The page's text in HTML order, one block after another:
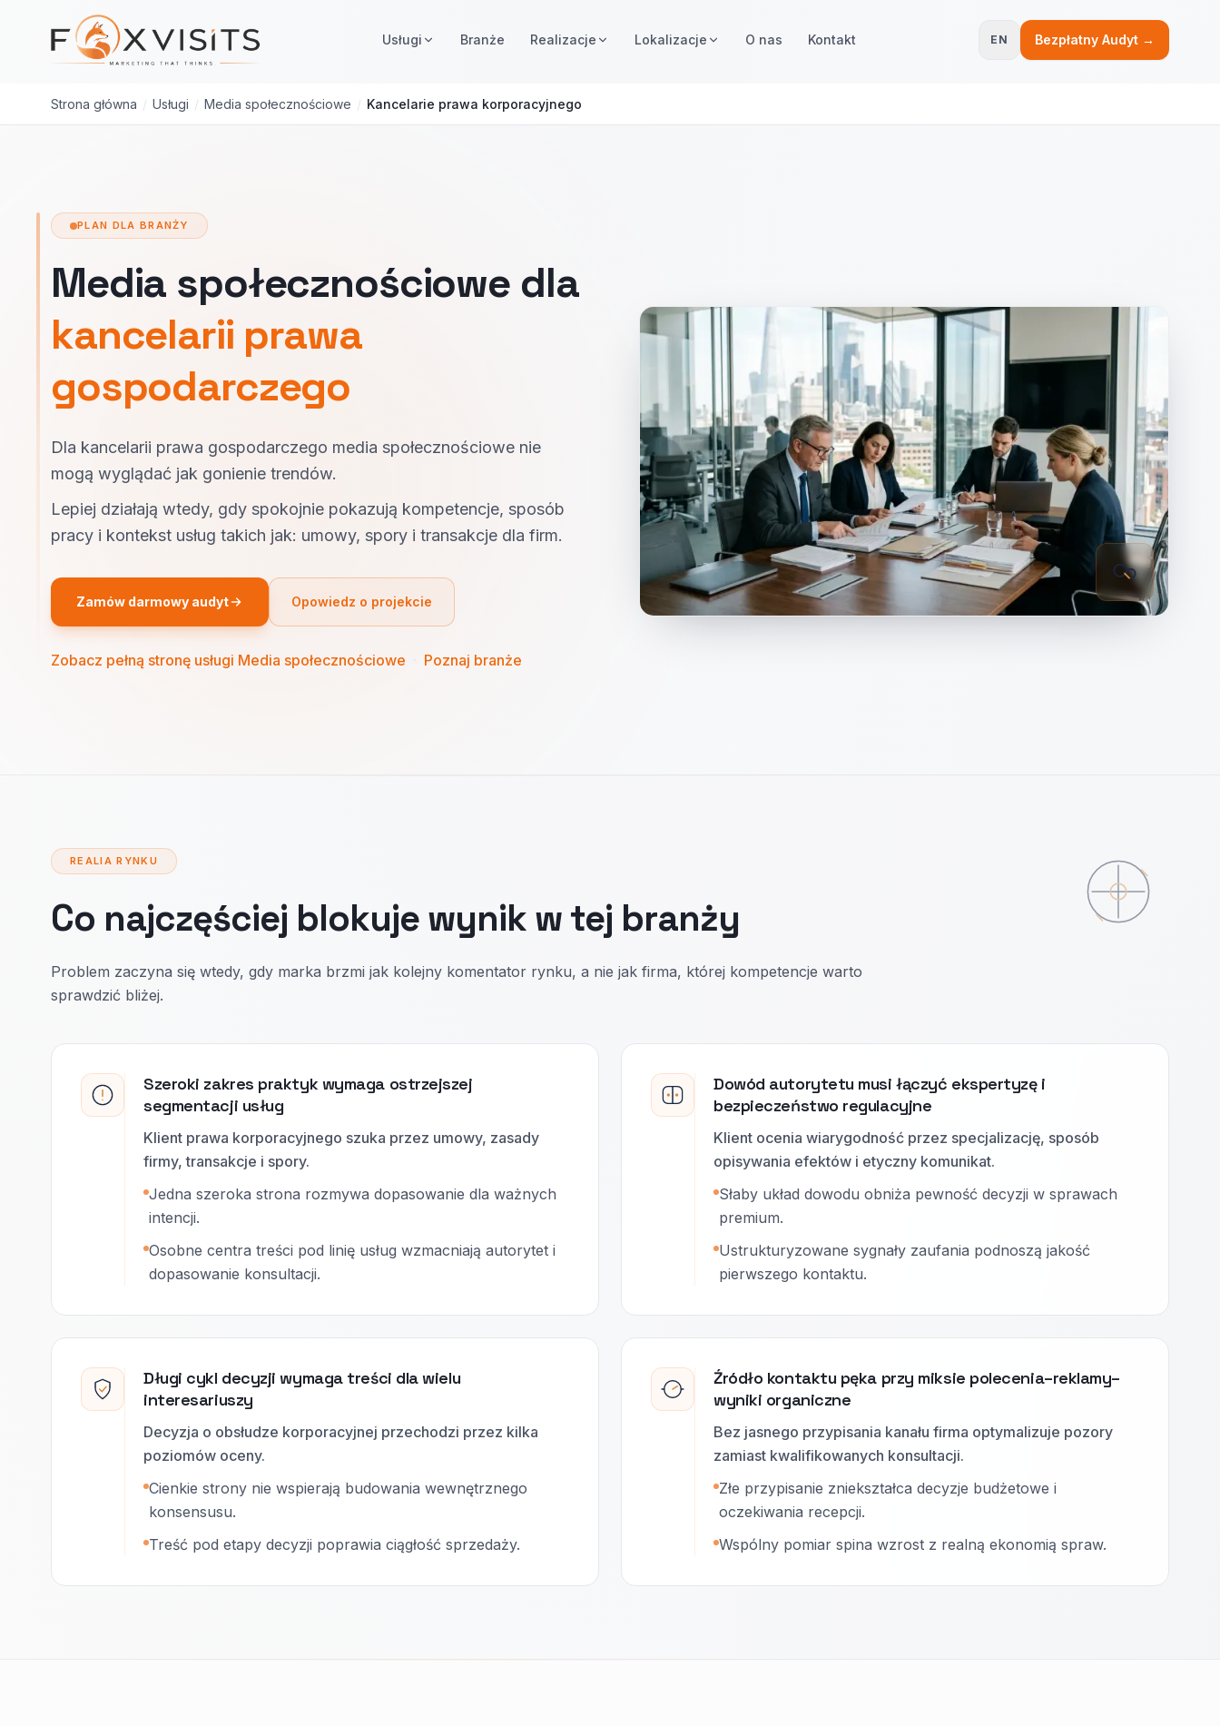
Przejdź do treści głównej
Usługi Branże Realizacje Lokalizacje O nas Kontakt EN Bezpłatny Audyt →
Strona główna / Usługi / Media społecznościowe / Kancelarie prawa korporacyjnego
PLAN DLA BRANŻY
Media społecznościowe dla
kancelarii prawa
gospodarczego
Dla kancelarii prawa gospodarczego media społecznościowe nie
mogą wyglądać jak gonienie trendów.
Lepiej działają wtedy, gdy spokojnie pokazują kompetencje, sposób
pracy i kontekst usług takich jak: umowy, spory i transakcje dla firm.
Zamów darmowy audyt Opowiedz o projekcie
Zobacz pełną stronę usługi Media społecznościowe Poznaj branże
REALIA RYNKU
Co najczęściej blokuje wynik w tej branży
Problem zaczyna się wtedy, gdy marka brzmi jak kolejny komentator rynku, a nie jak firma, której kompetencje warto
sprawdzić bliżej.
Szeroki zakres praktyk wymaga ostrzejszej
segmentacji usług
Klient prawa korporacyjnego szuka przez umowy, zasady
firmy, transakcje i spory.
Jedna szeroka strona rozmywa dopasowanie dla ważnych
intencji.
Osobne centra treści pod linię usług wzmacniają autorytet i
dopasowanie konsultacji.
Dowód autorytetu musi łączyć ekspertyzę i
bezpieczeństwo regulacyjne
Klient ocenia wiarygodność przez specjalizację, sposób
opisywania efektów i etyczny komunikat.
Słaby układ dowodu obniża pewność decyzji w sprawach
premium.
Ustrukturyzowane sygnały zaufania podnoszą jakość
pierwszego kontaktu.
Długi cykl decyzji wymaga treści dla wielu
interesariuszy
Decyzja o obsłudze korporacyjnej przechodzi przez kilka
poziomów oceny.
Cienkie strony nie wspierają budowania wewnętrznego
konsensusu.
Treść pod etapy decyzji poprawia ciągłość sprzedaży.
Źródło kontaktu pęka przy miksie polecenia–reklamy–
wyniki organiczne
Bez jasnego przypisania kanału firma optymalizuje pozory
zamiast kwalifikowanych konsultacji.
Złe przypisanie zniekształca decyzje budżetowe i
oczekiwania recepcji.
Wspólny pomiar spina wzrost z realną ekonomią spraw.